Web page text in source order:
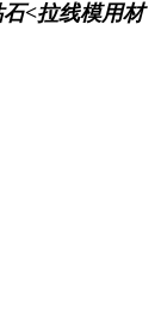
石<拉线模用材